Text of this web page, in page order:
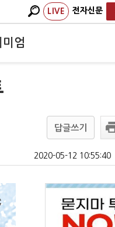
LIVE 전자신문
미엄
답글쓰기
2020-05-12 10:55:40